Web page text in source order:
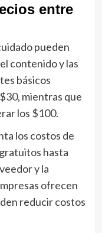
entre
pueden
contenido y las
básicos
mientras que
los $100.
los costos de
hasta
y la
ofrecen
reducir costos